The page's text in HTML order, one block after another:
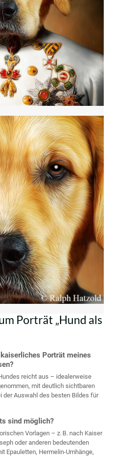
Porträt „Hund als
Porträt meines
reicht aus – idealerweise
mit deutlich sichtbaren
der Auswahl des besten Bildes für
sind möglich?
Vorlagen – z. B. nach Kaiser
oder anderen bedeutenden
Epauletten, Hermelin-Umhänge,